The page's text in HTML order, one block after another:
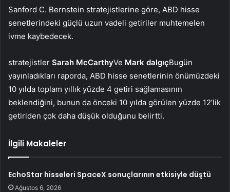
Sanford C. Bernstein stratejistlerine göre, ABD hisse
senetlerindeki güçlü uzun vadeli getiriler muhtemelen
ivme kaybedecek.
stratejistler Sarah McCarthyVe Mark dalgıçBugün
yayınladıkları raporda, ABD hisse senetlerinin önümüzdeki
10 yılda toplam yıllık yüzde 4 getiri sağlamasının
beklendiğini, bunun da önceki 10 yılda görülen yüzde 12’lik
getiriden çok daha düşük olduğunu belirtti.
İlgili Makaleler
EchoStar hisseleri SpaceX sonuçlarının etkisiyle düştü
Ağustos 6, 2026